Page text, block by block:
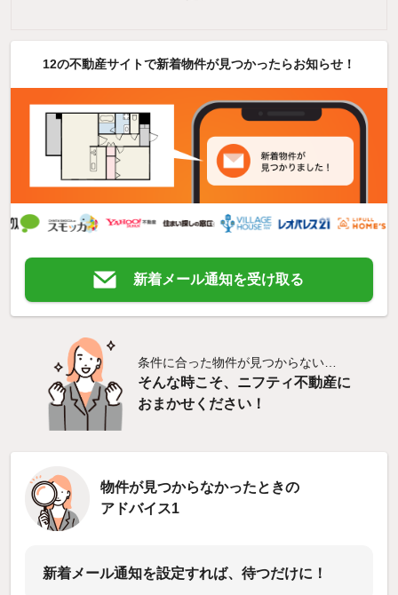
12の不動産サイトで新着物件が見つかったらお知らせ！
新着メール通知を受け取る
条件に合った物件が見つからない…
そんな時こそ、ニフティ不動産に
おまかせください！
物件が見つからなかったときの
アドバイス1
新着メール通知を設定すれば、待つだけに！